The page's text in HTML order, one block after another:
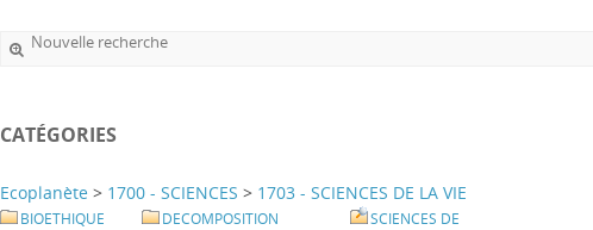
Nouvelle recherche
CATÉGORIES
Ecoplanète > 1700 - SCIENCES > 1703 - SCIENCES DE LA VIE
BIOETHIQUE
DECOMPOSITION
SCIENCES DE